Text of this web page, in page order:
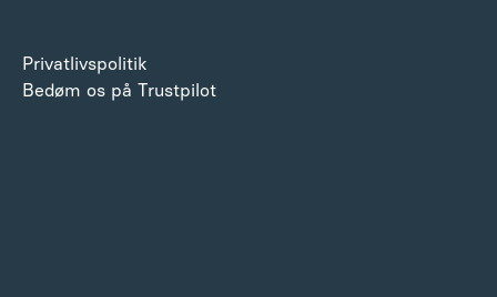
Privatlivspolitik
Bedøm os på Trustpilot